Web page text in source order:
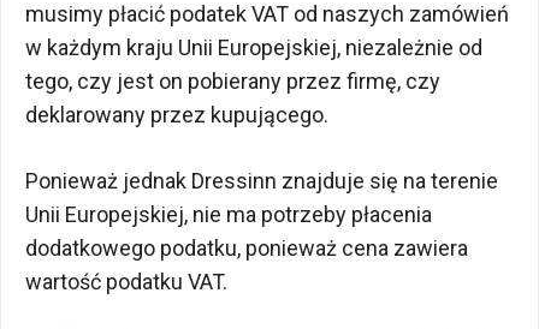
musimy płacić podatek VAT od naszych zamówień
w każdym kraju Unii Europejskiej, niezależnie od
tego, czy jest on pobierany przez firmę, czy
deklarowany przez kupującego.
Ponieważ jednak Dressinn znajduje się na terenie
Unii Europejskiej, nie ma potrzeby płacenia
dodatkowego podatku, ponieważ cena zawiera
wartość podatku VAT.